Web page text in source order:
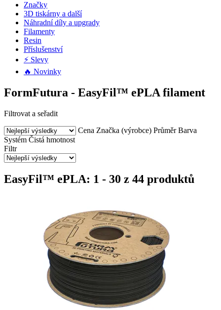
Značky
3D tiskárny a další
Náhradní díly a upgrady
Filamenty
Resin
Příslušenství
⚡ Slevy
🔥 Novinky
FormFutura - EasyFil™ ePLA filament
Filtrovat a seřadit
Cena Značka (výrobce) Průměr Barva
Systém Čistá hmotnost
Filtr
EasyFil™ ePLA: 1 - 30 z 44 produktů